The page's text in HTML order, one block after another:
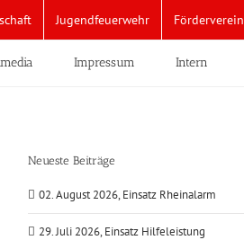
Jugendfeuerwehr Förderverein
Impressum Intern
Neueste Beiträge
02. August 2026, Einsatz Rheinalarm
29. Juli 2026, Einsatz Hilfeleistung